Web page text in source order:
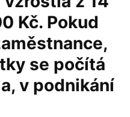
Kč. Pokud
se počítá
v podnikání